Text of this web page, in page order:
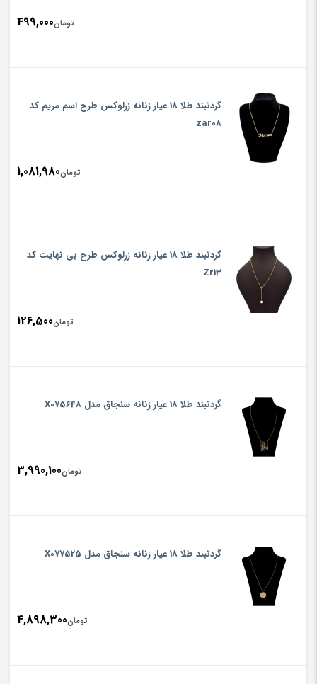
تومان499,000
گردنبند طلا 18 عیار زنانه زرلوکس طرح اسم مریم کد
zar08
تومان1,081,980
گردنبند طلا 18 عیار زنانه زرلوکس طرح بی نهایت کد
Zr13
تومان126,500
گردنبند طلا 18 عیار زنانه سنجاق مدل X075648
تومان3,990,100
گردنبند طلا 18 عیار زنانه سنجاق مدل X077525
تومان4,898,300